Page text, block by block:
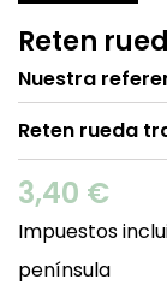
Reten
Nuestra
Reten rueda
3,40 €
Impuestos
península